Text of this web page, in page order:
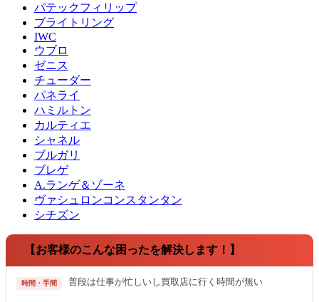
パテックフィリップ
ブライトリング
IWC
ウブロ
ゼニス
チューダー
パネライ
ハミルトン
カルティエ
シャネル
ブルガリ
ブレゲ
A.ランゲ＆ゾーネ
ヴァシュロンコンスタンタン
シチズン
【お客様のこんな困ったを解決します！】
時間・手間 普段は仕事が忙しいし買取店に行く時間が無い